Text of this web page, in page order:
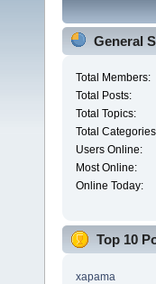
General
Total Members:
Total Posts:
Total Topics:
Total
Users Online:
Most Online:
Online Today:
Top 10
xapama